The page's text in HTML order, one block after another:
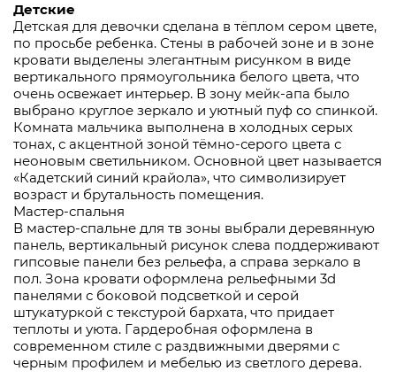
Детские
Детская для девочки сделана в тёплом сером цвете,
по просьбе ребенка. Стены в рабочей зоне и в зоне
кровати выделены элегантным рисунком в виде
вертикального прямоугольника белого цвета, что
очень освежает интерьер. В зону мейк-апа было
выбрано круглое зеркало и уютный пуф со спинкой.
Комната мальчика выполнена в холодных серых
тонах, с акцентной зоной тёмно-серого цвета с
неоновым светильником. Основной цвет называется
«Кадетский синий крайола», что символизирует
возраст и брутальность помещения.
Мастер-спальня
В мастер-спальне для тв зоны выбрали деревянную
панель, вертикальный рисунок слева поддерживают
гипсовые панели без рельефа, а справа зеркало в
пол. Зона кровати оформлена рельефными 3d
панелями с боковой подсветкой и серой
штукатуркой с текстурой бархата, что придает
теплоты и уюта. Гардеробная оформлена в
современном стиле с раздвижными дверями с
черным профилем и мебелью из светлого дерева.